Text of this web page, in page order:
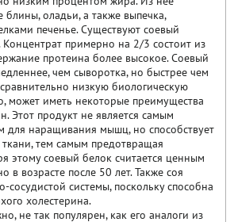
блины, оладьи, а также выпечка,
печенье. Существуют соевый
Концентрат примерно на 2/3 состоит из
протеина более высокое. Соевый
чем сыворотка, но быстрее чем
низкую биологическую
может иметь некоторые преимущества
Этот продукт не является самым
наращивания мышц, но способствует
тем самым предотвращая
этому соевый белок считается ценным
в возрасте после 50 лет. Также соя
сосудистой системы, поскольку способна
холестерина.
не так популярен, как его аналоги из